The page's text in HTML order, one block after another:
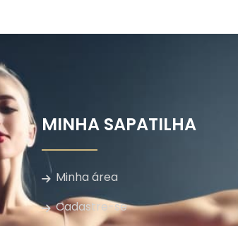
MINHA SAPATILHA
Minha área
Cadastre-se